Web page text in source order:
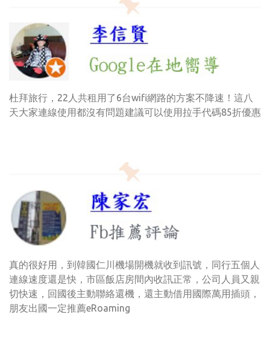
杜拜旅行，22人共租用了6台wifi網路的方案不降速！這八
天大家連線使用都沒有問題建議可以使用拉手代碼85折優惠
真的很好用，到韓國仁川機場開機就收到訊號，同行五個人
連線速度還是快，市區飯店房間內收訊正常，公司人員又親
切快速，回國後主動聯絡還機，還主動借用國際萬用插頭，
朋友出國一定推薦eRoaming